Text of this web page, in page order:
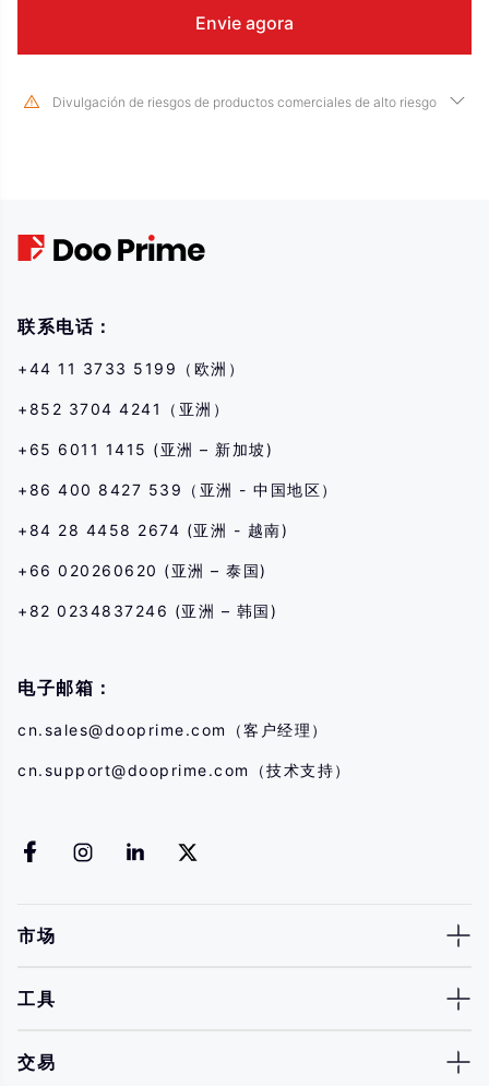
Divulgación de riesgos de productos comerciales de alto riesgo
desempenho futuro, por favor, certifique-se de que você entende
profissional independente.
联系电话：
+44 11 3733 5199（欧洲）
+852 3704 4241（亚洲）
+65 6011 1415 (亚洲 – 新加坡)
+86 400 8427 539（亚洲 - 中国地区）
+84 28 4458 2674 (亚洲 - 越南)
+66 020260620 (亚洲 – 泰国)
+82 0234837246 (亚洲 – 韩国)
电子邮箱：
cn.sales@dooprime.com （客户经理）
cn.support@dooprime.com （技术支持）
市场
工具
交易